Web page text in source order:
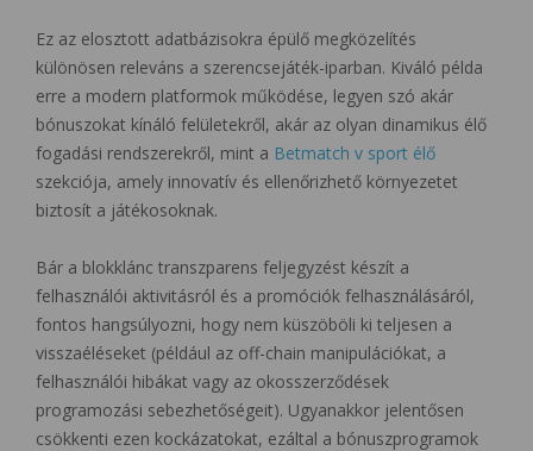
Ez az elosztott adatbázisokra épülő megközelítés
különösen releváns a szerencsejáték-iparban. Kiváló példa
erre a modern platformok működése, legyen szó akár
bónuszokat kínáló felületekről, akár az olyan dinamikus élő
fogadási rendszerekről, mint a Betmatch v sport élő
szekciója, amely innovatív és ellenőrizhető környezetet
biztosít a játékosoknak.
Bár a blokklánc transzparens feljegyzést készít a
felhasználói aktivitásról és a promóciók felhasználásáról,
fontos hangsúlyozni, hogy nem küszöböli ki teljesen a
visszaéléseket (például az off-chain manipulációkat, a
felhasználói hibákat vagy az okosszerződések
programozási sebezhetőségeit). Ugyanakkor jelentősen
csökkenti ezen kockázatokat, ezáltal a bónuszprogramok